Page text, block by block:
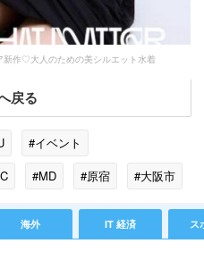
新作♡大人のための美シルエット水着
戻る
#イベント
#MD #原宿
#大阪市
都 #大阪府 #NBA
海外 IT 経済 ス